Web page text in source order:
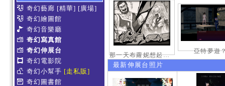
奇幻藝廊 [精華] [廣場]
奇幻繪圖館
奇幻音樂廳
奇幻寫真館
奇幻伸展台
奇幻電影院
奇幻小幫手 [走私販]
奇幻圖書館
那一天布蘿妮想起老佛的奶油手
亞特夢遊
最新伸展台照片